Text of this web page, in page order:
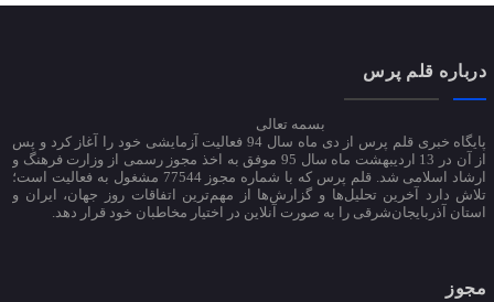
درباره قلم پرس
بسمه تعالی
پایگاه خبری قلم پرس از دی ماه سال 94 فعالیت آزمایشی خود را آغاز کرد و پس
از آن در 13 اردیبهشت ماه سال 95 موفق به اخذ مجوز رسمی از وزارت فرهنگ و
ارشاد اسلامی شد. قلم پرس که با شماره مجوز 77544 مشغول به فعالیت است؛
تلاش دارد آخرین تحلیل‌ها و گزارش‌ها از مهم‌ترین اتفاقات روز جهان، ایران و
استان آذربایجان‌شرقی را به صورت آنلاین در اختیار مخاطبان خود قرار دهد.
مجوز